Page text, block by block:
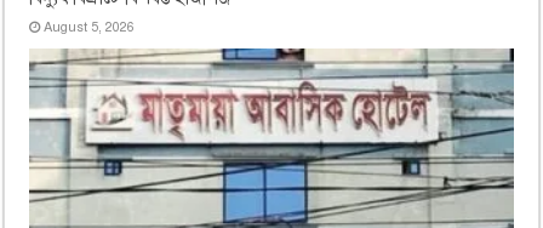
August 5, 2026